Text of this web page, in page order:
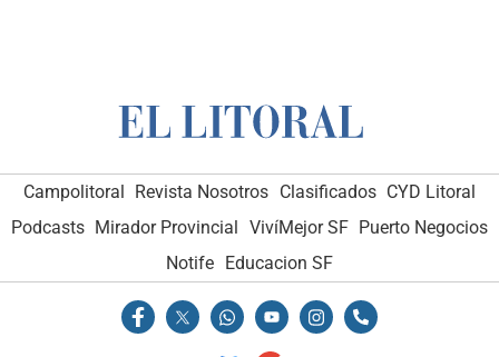
Campolitoral Revista Nosotros Clasificados CYD Litoral
Podcasts Mirador Provincial VivíMejor SF Puerto Negocios
Notife Educacion SF